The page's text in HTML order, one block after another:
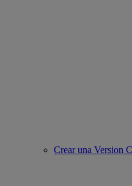
Crear una Version